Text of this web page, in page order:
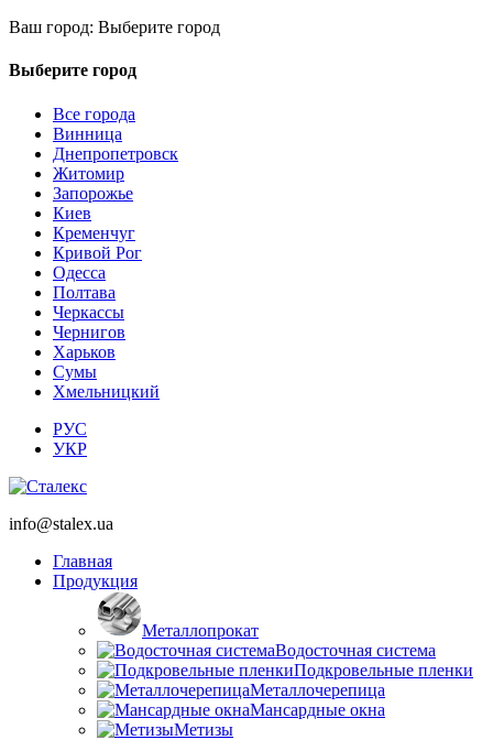
Ваш город: Выберите город
Выберите город
Все города
Винница
Днепропетровск
Житомир
Запорожье
Киев
Кременчуг
Кривой Рог
Одесса
Полтава
Черкассы
Чернигов
Харьков
Сумы
Хмельницкий
РУС
УКР
info@stalex.ua
Главная
Продукция
Металлопрокат
Водосточная система
Подкровельные пленки
Металлочерепица
Мансардные окна
Метизы